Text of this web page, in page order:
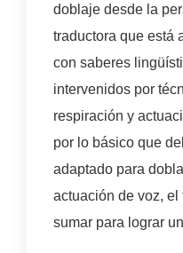
doblaje desde la
traductora que está
con saberes
intervenidos por
respiración y
por lo básico que
adaptado para
actuación de voz,
sumar para lograr